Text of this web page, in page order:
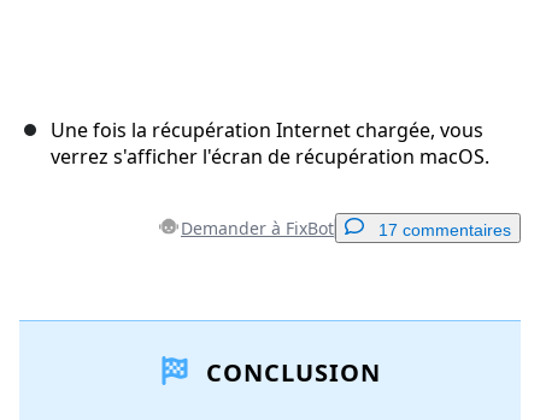
Une fois la récupération Internet chargée, vous
verrez s'afficher l'écran de récupération macOS.
Demander à FixBot 17 commentaires
Ajouter un commentaireCONCLUSION